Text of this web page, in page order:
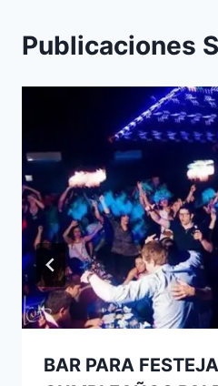
Publicaciones
BAR PARA